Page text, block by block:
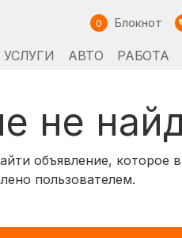
0 Блокнот
УСЛУГИ АВТО РАБОТА
не
объявление, которое
пользователем.